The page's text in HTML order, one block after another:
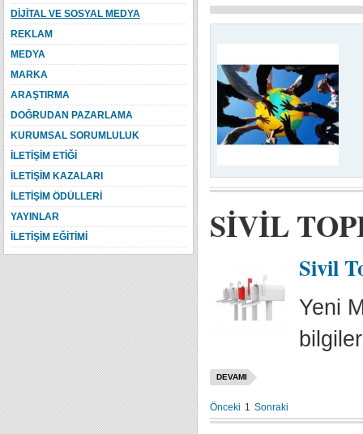
SİVİL
Sivil
Yeni
DEVAMI
Önceki 1 Sonraki
DİJİTAL VE SOSYAL MEDYA
REKLAM
MEDYA
MARKA
ARAŞTIRMA
DOĞRUDAN PAZARLAMA
KURUMSAL SORUMLULUK
İLETİŞİM ETİĞİ
İLETİŞİM KAZALARI
İLETİŞİM ÖDÜLLERİ
YAYINLAR
İLETİŞİM EĞİTİMİ